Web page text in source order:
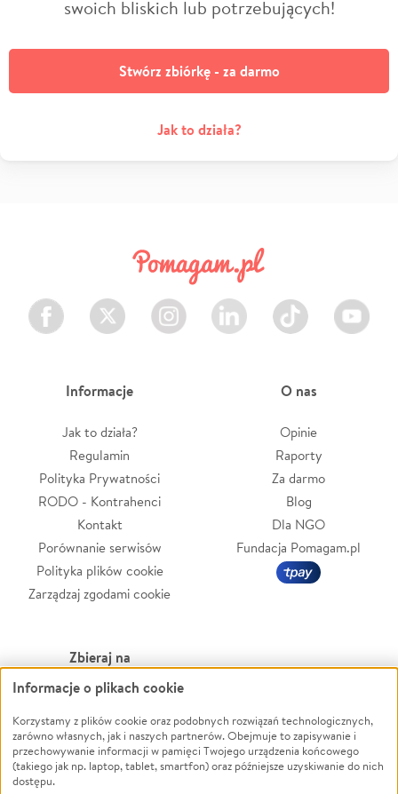
swoich bliskich lub potrzebujących!
Stwórz zbiórkę - za darmo
Jak to działa?
Facebook Twitter Instagram LinkedIn TikTok Youtube
Informacje
Jak to działa?
Regulamin
Polityka Prywatności
RODO - Kontrahenci
Kontakt
Porównanie serwisów
Polityka plików cookie
Zarządzaj zgodami cookie
O nas
Opinie
Raporty
Za darmo
Blog
Dla NGO
Fundacja Pomagam.pl
Zbieraj na
Leczenie
Zwierzęta
Pożar
Ukraina
Powódź
Wichura
NGO
Informacje o plikach cookie
Korzystamy z plików cookie oraz podobnych rozwiązań technologicznych,
zarówno własnych, jak i naszych partnerów. Obejmuje to zapisywanie i
przechowywanie informacji w pamięci Twojego urządzenia końcowego
(takiego jak np. laptop, tablet, smartfon) oraz późniejsze uzyskiwanie do nich
dostępu.